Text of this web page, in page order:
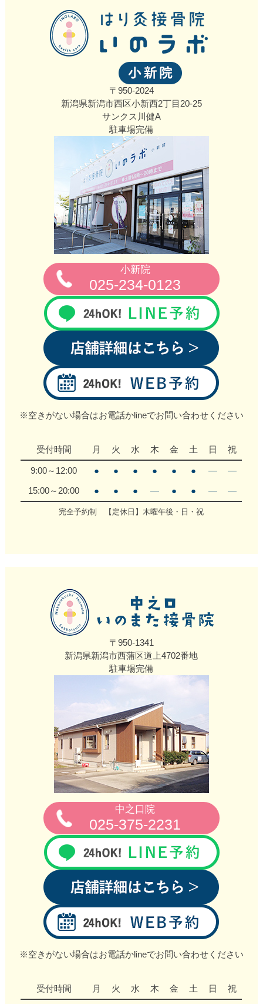
〒950-2024
新潟県新潟市西区小新西2丁目20‐25
サンクス川健A
駐車場完備
小新院
025-234-0123
※空きがない場合はお電話かlineでお問い合わせください
受付時間 月 火 水 木 金 土 日 祝
9:00～12:00 ● ● ● ● ● ● ―
―
15:00～20:00
● ● ● ― ● ● ― ―
完全予約制 【定休日】木曜午後・日・祝
〒950-1341
新潟県新潟市西蒲区道上4702番地
駐車場完備
中之口院
025-375-2231
※空きがない場合はお電話かlineでお問い合わせください
受付時間 月 火 水 木 金 土 日 祝